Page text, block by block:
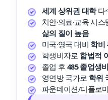
세계 상위권 대학다
치안·의료·교육 시
삶의 질이 높음
미국·영국 대비 학비
학생비자로 합법적
졸업 후 485 졸업생
영연방 국가로 학위
파운데이션/디플로